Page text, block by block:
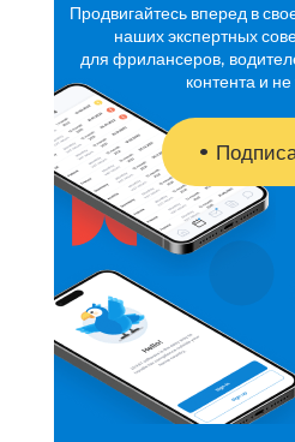
Продвигайтесь вперед в
наших экспертных
для фрилансеров,
контента и не